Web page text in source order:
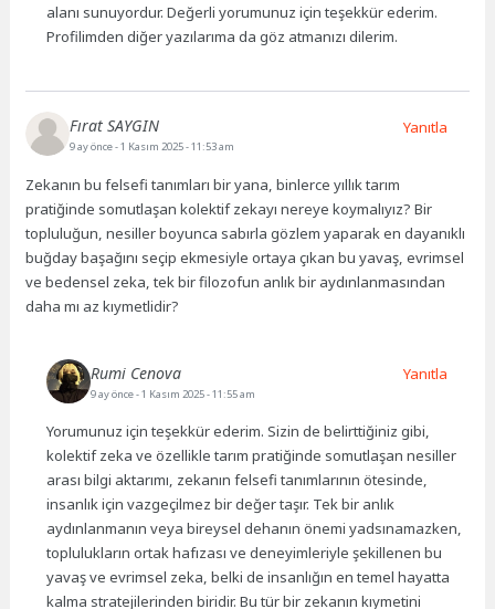
alanı sunuyordur. Değerli yorumunuz için teşekkür ederim.
Profilimden diğer yazılarıma da göz atmanızı dilerim.
Fırat SAYGIN
9 ay önce- 1 Kasım 2025 - 11:53 am
Zekanın bu felsefi tanımları bir yana, binlerce yıllık tarım
pratiğinde somutlaşan kolektif zekayı nereye koymalıyız? Bir
topluluğun, nesiller boyunca sabırla gözlem yaparak en dayanıklı
buğday başağını seçip ekmesiyle ortaya çıkan bu yavaş, evrimsel
ve bedensel zeka, tek bir filozofun anlık bir aydınlanmasından
daha mı az kıymetlidir?
Yanıtla
Rumi Cenova
9 ay önce- 1 Kasım 2025 - 11:55 am
Yorumunuz için teşekkür ederim. Sizin de belirttiğiniz gibi,
kolektif zeka ve özellikle tarım pratiğinde somutlaşan nesiller
arası bilgi aktarımı, zekanın felsefi tanımlarının ötesinde,
insanlık için vazgeçilmez bir değer taşır. Tek bir anlık
aydınlanmanın veya bireysel dehanın önemi yadsınamazken,
toplulukların ortak hafızası ve deneyimleriyle şekillenen bu
yavaş ve evrimsel zeka, belki de insanlığın en temel hayatta
kalma stratejilerinden biridir. Bu tür bir zekanın kıymetini
Yanıtla